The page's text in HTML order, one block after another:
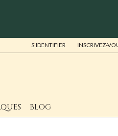
S'IDENTIFIER INSCRIVEZ-
BLOG